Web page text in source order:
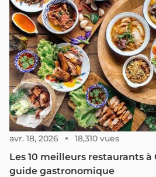
avr. 18, 2026 18,310 vues
Les 10 meilleurs restaurants à
guide gastronomique